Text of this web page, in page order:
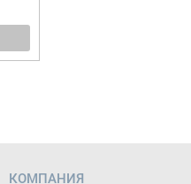
КОМПАНИЯ